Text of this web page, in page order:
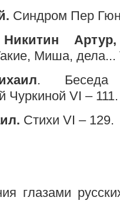
Синдром Пер
Миша, дела...
. Беседа
VI – 111.
Стихи VI – 129.
глазами